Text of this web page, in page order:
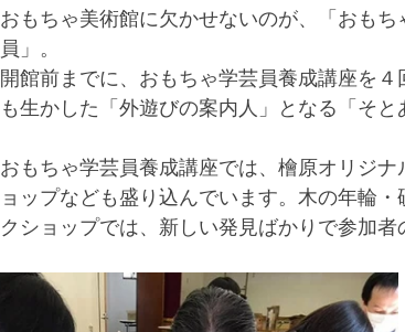
おもちゃ美術館に欠かせないのが、「おも
員」。
開館前までに、おもちゃ学芸員養成講座を
も生かした「外遊びの案内人」となる「そ
おもちゃ学芸員養成講座では、檜原オリジ
ョップなども盛り込んでいます。木の年輪
クショップでは、新しい発見ばかりで参加者